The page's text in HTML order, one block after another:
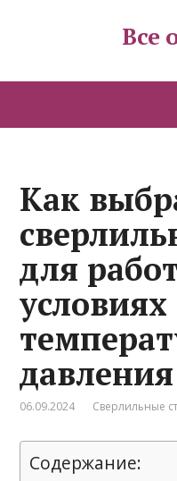
Все
Как
для
давления
06.09.2024 Сверлильные
Содержание: